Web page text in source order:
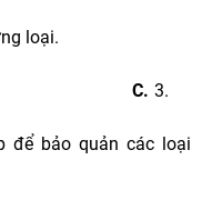
loại.
C. 3.
để bảo quản các loại